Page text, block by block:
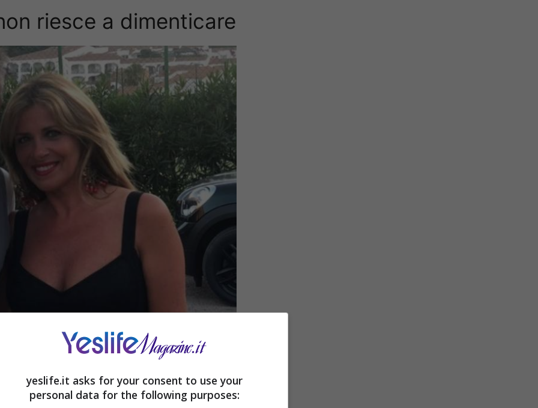
riesce a dimenticare
nero
foto di famiglia in bianco e nero dove i
scoperta.
yeslife.it asks for your consent to use your
personal data for the following purposes: